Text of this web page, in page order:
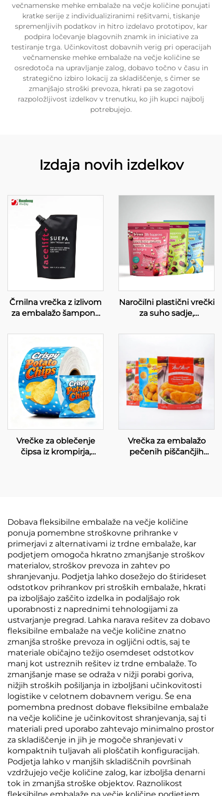
večnamenske mehke embalaže na večje količine ponujati
kratke serije z individualiziranimi rešitvami, tiskanje
spremenljivih podatkov in hitro izdelavo prototipov, kar
podpira ločevanje blagovnih znamk in iniciative za
testiranje trga. Učinkovitost dobavnih verig pri operacijah
večnamenske mehke embalaže na večje količine se
osredotoča na upravljanje zalog, dobavo točno v času in
strategično izbiro lokacij za skladiščenje, s čimer se
zmanjšajo stroški prevoza, hkrati pa se zagotovi
razpoložljivost izdelkov v trenutku, ko jih kupci najbolj
potrebujejo.
Izdaja novih izdelkov
Črnilna vrečka z izlivom
za embalažo šampona
tekočine
Naročilni plastični vrečki
za suho sadje,
živila
Vrečke za oblečenje
čipsa iz krompirja,
Vrečka za embalažo
pečenih piščančjih
Dobava fleksibilne embalaže na večje količine
ponuja pomembne stroškovne prihranke v
primerjavi z alternativami iz trdne embalaže, kar
podjetjem omogoča hkratno zmanjšanje stroškov
materialov, stroškov prevoza in zahtev po
shranjevanju. Podjetja lahko dosežejo do štirideset
odstotkov prihrankov pri stroških embalaže, hkrati
pa izboljšajo zaščito izdelka in podaljšajo rok
uporabnosti z naprednimi tehnologijami za
ustvarjanje pregrad. Lahka narava rešitev za dobavo
fleksibilne embalaže na večje količine znatno
zmanjša stroške prevoza in ogljični odtis, saj te
materiale običajno težijo osemdeset odstotkov
manj kot ustreznih rešitev iz trdne embalaže. To
zmanjšanje mase se odraža v nižji porabi goriva,
nižjih stroških pošiljanja in izboljšani učinkovitosti
logistike v celotnem dobavnem verigu. Še ena
pomembna prednost dobave fleksibilne embalaže
na večje količine je učinkovitost shranjevanja, saj ti
materiali pred uporabo zahtevajo minimalno prostor
za skladiščenje in jih je mogoče shranjevati v
kompaktnih tuljavah ali ploščatih konfiguracijah.
Podjetja lahko v manjših skladiščnih površinah
vzdržujejo večje količine zalog, kar izboljša denarni
tok in zmanjša stroške objektov. Raznolikost